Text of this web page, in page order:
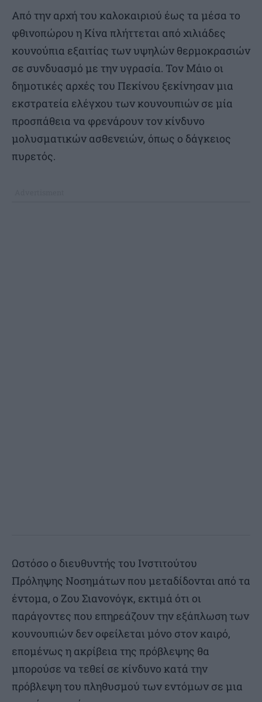
Από την αρχή του καλοκαιριού έως τα μέσα το
φθινοπώρου η Κίνα πλήττεται από χιλιάδες
κουνούπια εξαιτίας των υψηλών θερμοκρασιών
σε συνδυασμό με την υγρασία. Τον Μάιο οι
δημοτικές αρχές του Πεκίνου ξεκίνησαν μια
εκστρατεία ελέγχου των κουνουπιών σε μία
προσπάθεια να φρενάρουν τον κίνδυνο
μολυσματικών ασθενειών, όπως ο δάγκειος
πυρετός.
Ωστόσο ο διευθυντής του Ινστιτούτου
Πρόληψης Νοσημάτων που μεταδίδονται από τα
έντομα, ο Ζου Σιανονόγκ, εκτιμά ότι οι
παράγοντες που επηρεάζουν την εξάπλωση των
κουνουπιών δεν οφείλεται μόνο στον καιρό,
επομένως η ακρίβεια της πρόβλεψης θα
μπορούσε να τεθεί σε κίνδυνο κατά την
πρόβλεψη του πληθυσμού των εντόμων σε μια